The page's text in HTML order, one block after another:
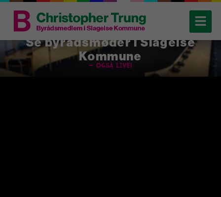
Se byrådsmøder i Slagelse
Kommune
– også live!